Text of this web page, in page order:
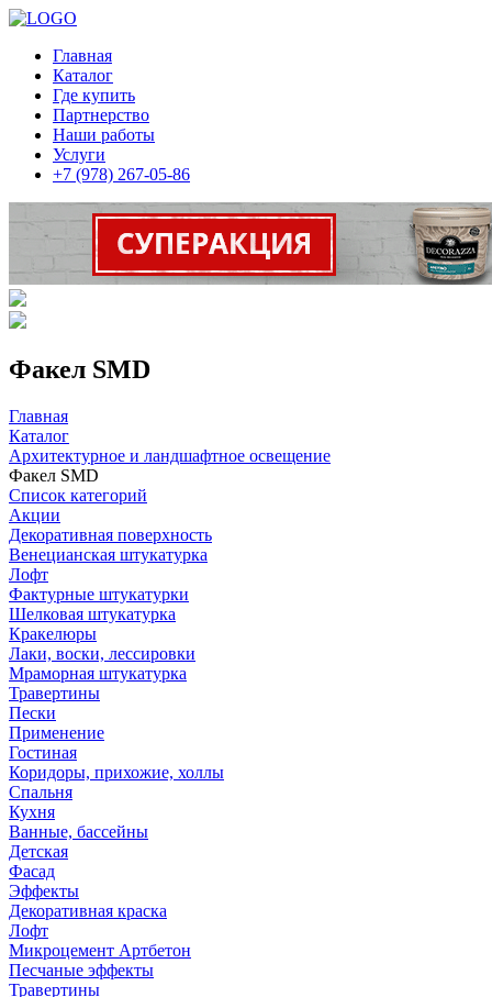
Главная
Каталог
Где купить
Партнерство
Наши работы
Услуги
+7 (978) 267-05-86
Факел SMD
Главная
Каталог
Архитектурное и ландшафтное освещение
Факел SMD
Список категорий
Акции
Декоративная поверхность
Венецианская штукатурка
Лофт
Фактурные штукатурки
Шелковая штукатурка
Кракелюры
Лаки, воски, лессировки
Мраморная штукатурка
Травертины
Пески
Применение
Гостиная
Коридоры, прихожие, холлы
Спальня
Кухня
Ванные, бассейны
Детская
Фасад
Эффекты
Декоративная краска
Лофт
Микроцемент Артбетон
Песчаные эффекты
Травертины